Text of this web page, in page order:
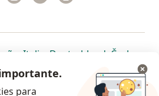
separador
num novo separador
abre num novo separador
Italia abre num novo
Deutschlandabre num
Česko
novo separador
num novo separador
abre num novo separador
Brasil abre num novoabre num
abre
Colombia abre num novo
para